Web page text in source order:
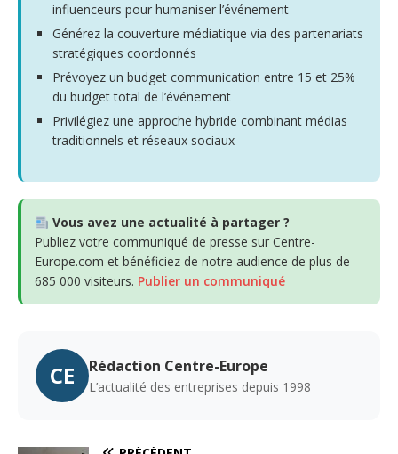
influenceurs pour humaniser l’événement
Générez la couverture médiatique via des partenariats
stratégiques coordonnés
Prévoyez un budget communication entre 15 et 25%
du budget total de l’événement
Privilégiez une approche hybride combinant médias
traditionnels et réseaux sociaux
Vous avez une actualité à partager ?
Publiez votre communiqué de presse sur Centre-
Europe.com et bénéficiez de notre audience de plus de
685 000 visiteurs. Publier un communiqué
CE Rédaction Centre-Europe
L’actualité des entreprises depuis 1998